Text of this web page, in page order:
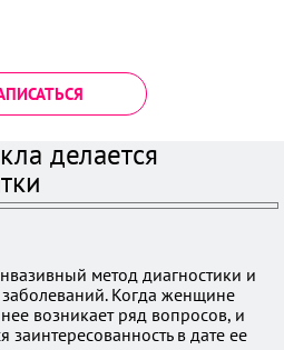
делается
метод диагностики и
Когда женщине
возникает ряд вопросов, и
в дате ее